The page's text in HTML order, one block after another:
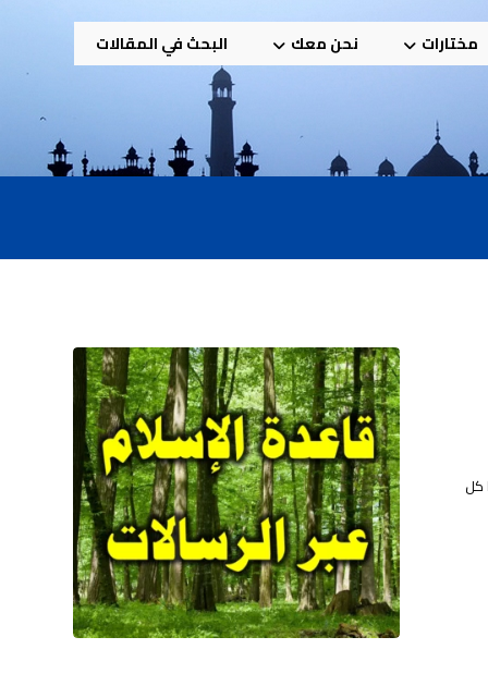
مختارات نحن معك البحث في المقالات
كل